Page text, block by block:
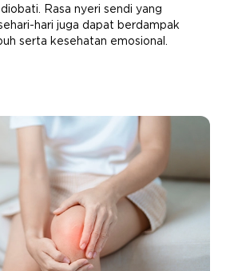
Rasa nyeri sendi yang
hari juga dapat berdampak
serta kesehatan emosional.